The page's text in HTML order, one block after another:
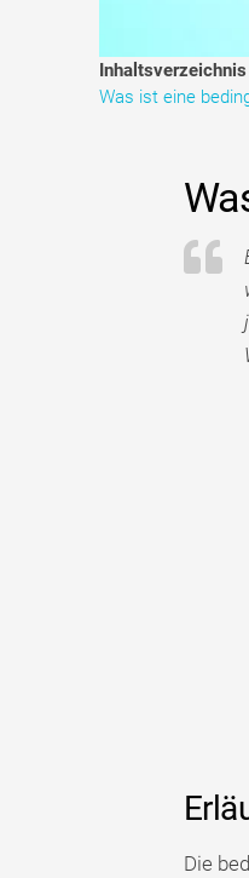
Inhaltsverzeichnis
Was ist eine
Die